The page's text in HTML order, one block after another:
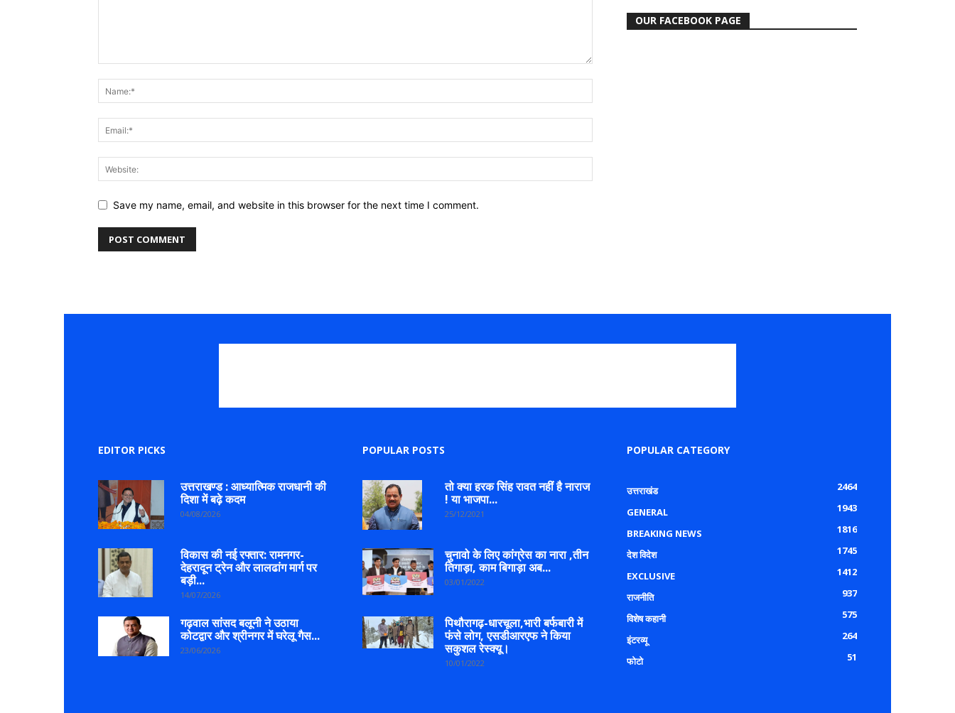
Save my name, email, and website in this browser for the next time I comment.
OUR FACEBOOK PAGE
EDITOR PICKS
उत्तराखण्ड : आध्यात्मिक राजधानी की
दिशा में बढ़े कदम
04/08/2026
विकास की नई रफ्तार: रामनगर-
देहरादून ट्रेन और लालढांग मार्ग पर
बड़ी...
14/07/2026
गढ़वाल सांसद बलूनी ने उठाया
कोटद्वार और श्रीनगर में घरेलू गैस...
23/06/2026
POPULAR POSTS
तो क्या हरक सिंह रावत नहीं है नाराज
! या भाजपा...
25/12/2021
चुनावो के लिए कांग्रेस का नारा ,तीन
तिगाड़ा, काम बिगाड़ा अब...
03/01/2022
पिथौरागढ़-धारचूला,भारी बर्फबारी में
फंसे लोग, एसडीआरएफ ने किया
सकुशल रेस्क्यू।
10/01/2022
POPULAR CATEGORY
उत्तराखंड
2464
GENERAL
1943
BREAKING NEWS
1816
देश विदेश
1745
EXCLUSIVE
1412
राजनीति
937
विशेष कहानी
575
इंटरव्यू
264
फोटो
51